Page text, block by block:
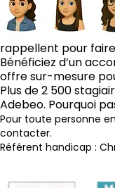
rappellent pour
Bénéficiez d’un
offre sur-mesure
Plus de 2 500
Adebeo. Pourquoi
Pour toute personne
contacter.
Référent handicap :